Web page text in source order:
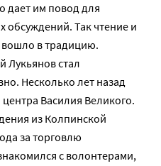
дает им повод для
Так чтение и
в традицию.
стал
Несколько лет назад
Василия Великого.
из Колпинской
за торговлю
с волонтерами,